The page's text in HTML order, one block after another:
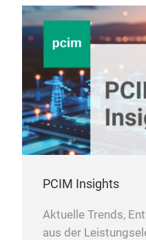
PCIM Insights
Aktuelle Trends,
aus der